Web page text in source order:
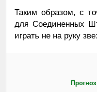
Таким образом, с
для Соединенных
играть не на руку